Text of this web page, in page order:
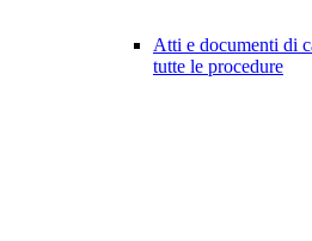
Atti e documenti di
tutte le procedure